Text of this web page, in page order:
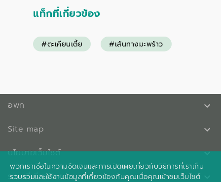
พวกเราเชื่อในความชัดเจนและการเปิดเผยเกี่ยวกับวิธีการที่เราเก็บ
รวบรวมและใช้งานข้อมูลที่เกี่ยวข้องกับคุณเมื่อคุณเข้าชมเว็บไซต์
แท็กที่เกี่ยวข้อง
#ตะเคียนเตี้ย #เส้นทางมะพร้าว
อพท
Site map
นโยบายเว็บไซต์
ระบบที่เกี่ยวข้อง